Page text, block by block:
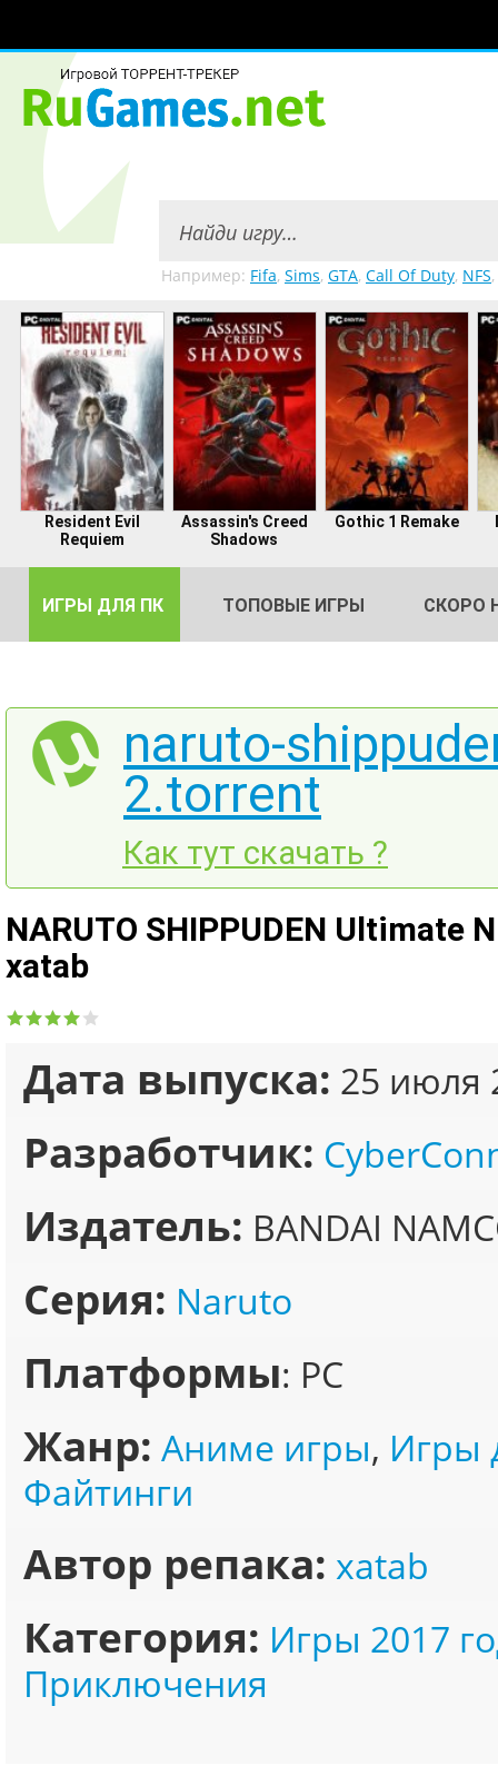
Например: Fifa, Sims, GTA, Call Of Duty, NFS,
Resident Evil
Requiem
Assassin's Creed
Shadows
Gothic 1 Remake
ИГРЫ ДЛЯ ПК ТОПОВЫЕ ИГРЫ СКОРО
naruto-
2.torrent
Как тут скачать ?
NARUTO SHIPPUDEN Ultimate
xatab
Дата выпуска: 25 июля
Разработчик:
Издатель: BANDAI
Серия: Naruto
Платформы: PC
Жанр: Аниме игры, Игры
Файтинги
Автор репака: xatab
Категория: Игры 2017
Приключения